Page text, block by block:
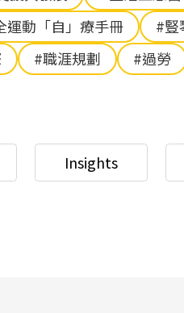
運動「自」療手冊 #豎
#職涯規劃 #過勞
Insights